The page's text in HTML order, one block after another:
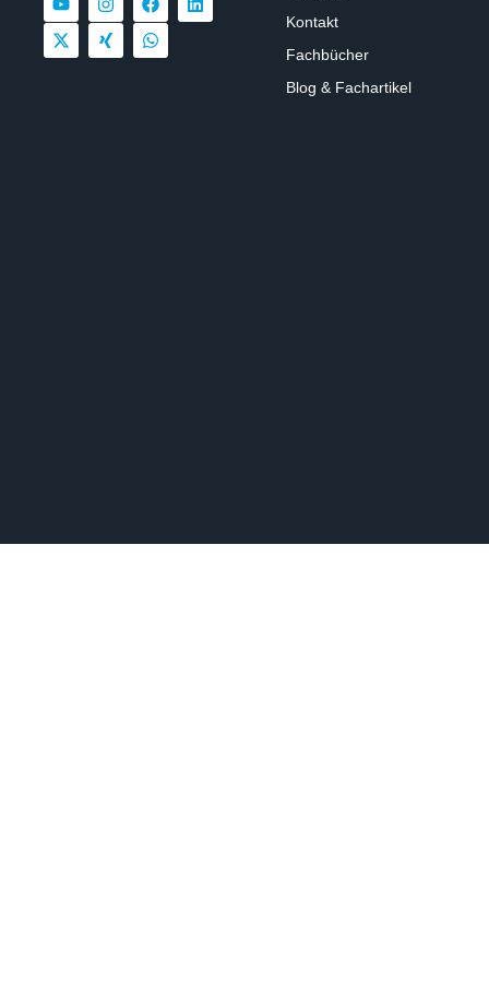
Kontakt
Fachbücher
Blog & Fachartikel